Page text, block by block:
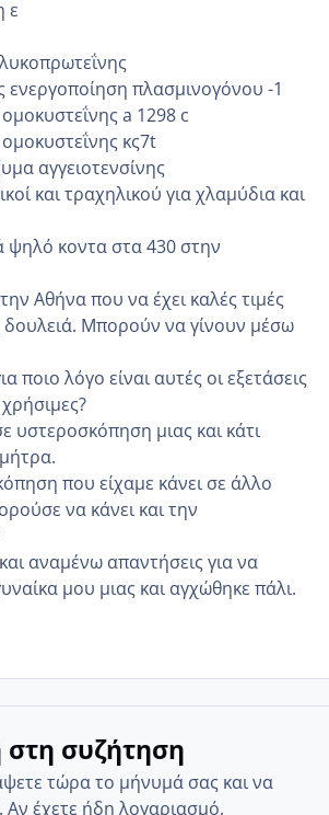
ε
πλασμινογόνου -1
a 1298 c
κς7t
αγγειοτενσίνης
και τραχηλικού για χλαμύδια και
ψηλό κοντα στα 430 στην
Αθήνα που να έχει καλές τιμές
δουλειά. Μπορούν να γίνουν μέσω
ποιο λόγο είναι αυτές οι εξετάσεις
υστεροσκόπηση μιας και κάτι
που είχαμε κάνει σε άλλο
να κάνει και την
αναμένω απαντήσεις για να
μου μιας και αγχώθηκε πάλι.
συζήτηση
τώρα το μήνυμά σας και να
Αν έχετε ήδη λογαριασμό,